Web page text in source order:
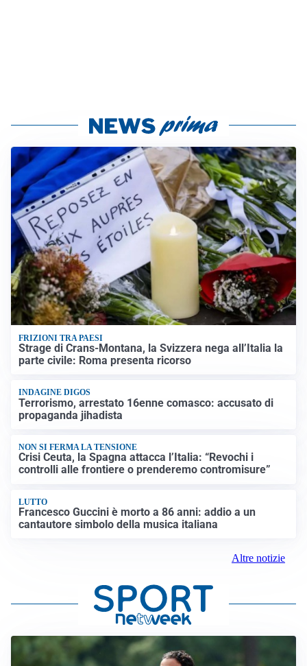
FRIZIONI TRA PAESI
Strage di Crans-Montana, la Svizzera nega all’Italia la
parte civile: Roma presenta ricorso
INDAGINE DIGOS
Terrorismo, arrestato 16enne comasco: accusato di
propaganda jihadista
NON SI FERMA LA TENSIONE
Crisi Ceuta, la Spagna attacca l’Italia: “Revochi i
controlli alle frontiere o prenderemo contromisure”
LUTTO
Francesco Guccini è morto a 86 anni: addio a un
cantautore simbolo della musica italiana
Altre notizie